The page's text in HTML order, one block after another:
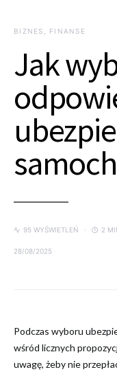
BIZNES, FINANSE
Jak
95 WYŚWIETLEŃ 2
28/08/2025
Podczas wyboru
wśród licznych
uwagę, żeby nie